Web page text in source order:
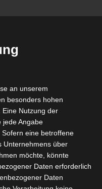
an unserem
besonders hohen
Nutzung der
jede Angabe
eine betroffene
Unternehmens über
möchte, könnte
Daten erforderlich
Daten